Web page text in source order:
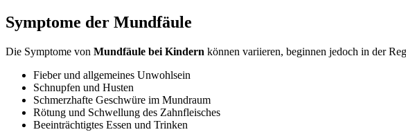
Symptome der Mundfäule
Die Symptome von Mundfäule bei Kindern können variieren, beginnen jedoch in der
Fieber und allgemeines Unwohlsein
Schnupfen und Husten
Schmerzhafte Geschwüre im Mundraum
Rötung und Schwellung des Zahnfleisches
Beeinträchtigtes Essen und Trinken